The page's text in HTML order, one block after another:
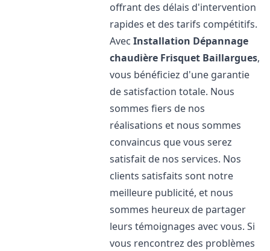
offrant des délais d'intervention
rapides et des tarifs compétitifs.
AvecInstallation Dépannage
chaudière Frisquet Baillargues,
vous bénéficiez d'une garantie
de satisfaction totale. Nous
sommes fiers de nos
réalisations et nous sommes
convaincus que vous serez
satisfait de nos services. Nos
clients satisfaits sont notre
meilleure publicité, et nous
sommes heureux de partager
leurs témoignages avec vous. Si
vous rencontrez des problèmes